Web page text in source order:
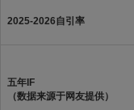
2025-2026自引率
五年IF
（数据来源于网友提供）